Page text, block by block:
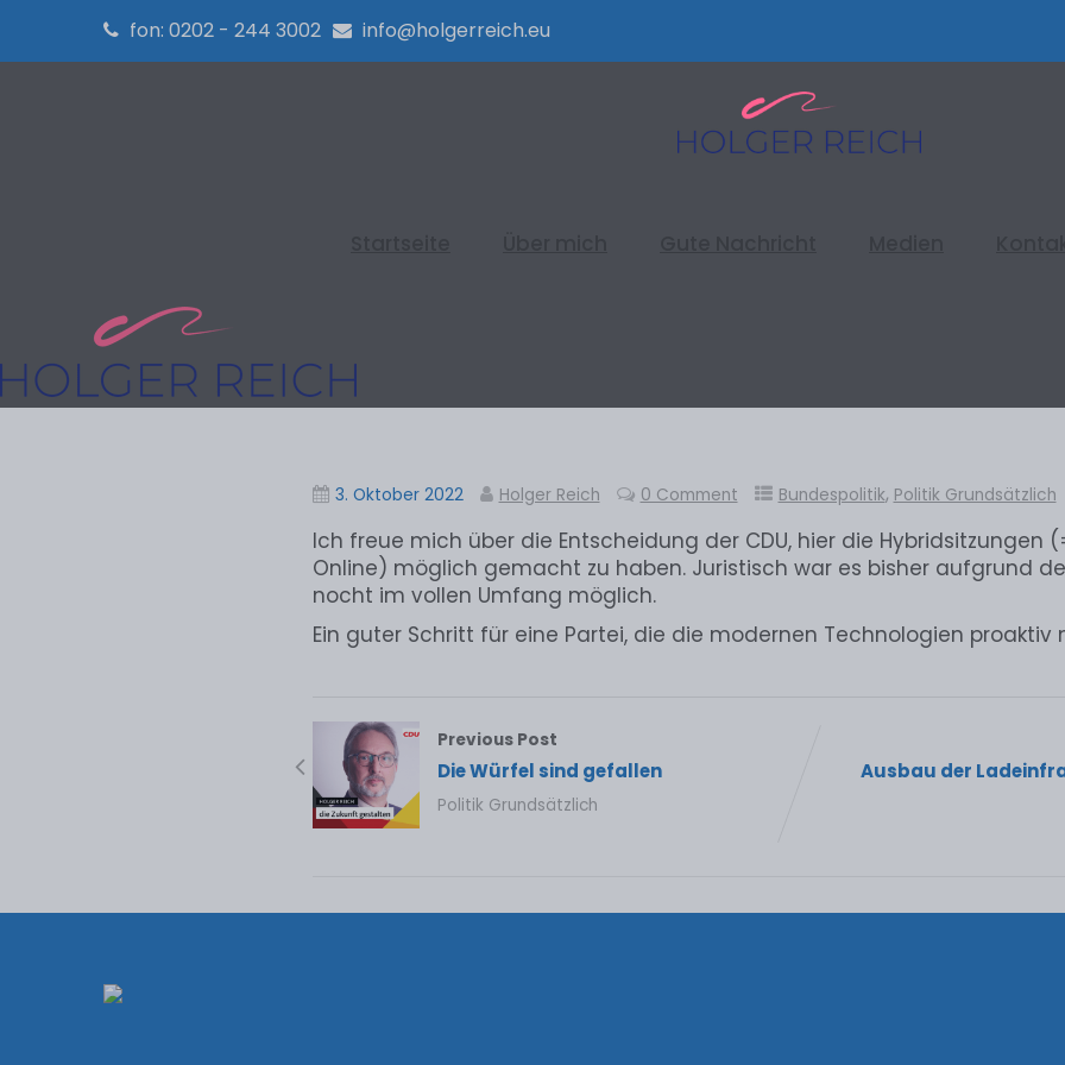
fon: 0202 - 244 3002 info@holgerreich.eu
3. Oktober 2022 Holger Reich 0 Comment Bundespolitik, Politik Grundsätzlich
Ich freue mich über die Entscheidung der CDU, hier die Hybridsitzungen
Online) möglich gemacht zu haben. Juristisch war es bisher aufgrund
nocht im vollen Umfang möglich.
Ein guter Schritt für eine Partei, die die modernen Technologien proaktiv
Previous Post
Die Würfel sind gefallen
Politik Grundsätzlich
Ausbau der